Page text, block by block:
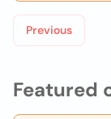
Featured
Previous